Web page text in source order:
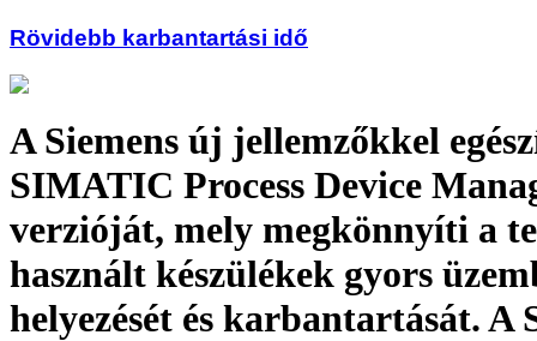
Rövidebb karbantartási idő
A Siemens új jellemzőkkel
SIMATIC Process Device
verzióját, mely megkönnyíti a
használt készülékek gyors
helyezését és karbantartását.